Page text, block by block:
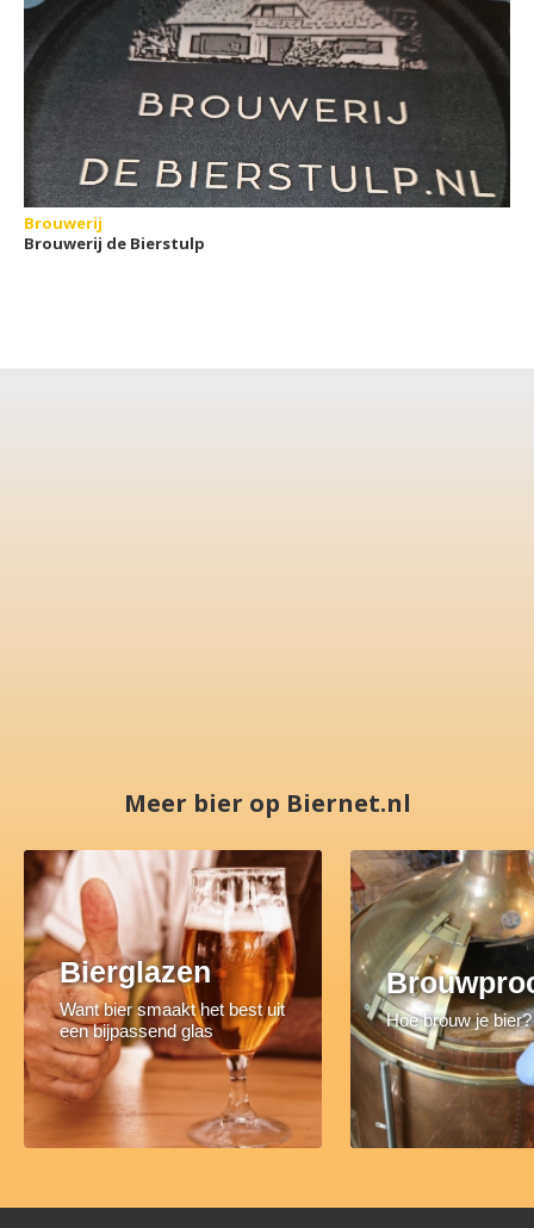
Brouwerij
Brouwerij de Bierstulp
Meer bier op Biernet.nl
Bierglazen
Want bier smaakt het best uit
een bijpassend glas
Hoe brouw je bier?